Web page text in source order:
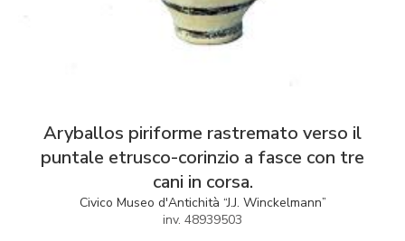
Aryballos piriforme rastremato verso il
puntale etrusco-corinzio a fasce con tre
cani in corsa.
Civico Museo d'Antichità “J.J. Winckelmann”
inv. 48939503